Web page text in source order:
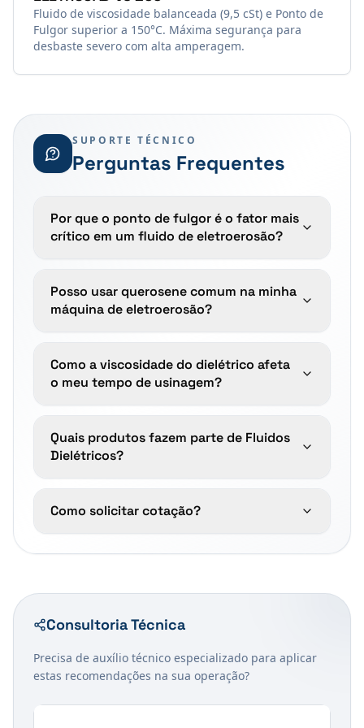
Fluido de viscosidade balanceada (9,5 cSt) e Ponto de
Fulgor superior a 150°C. Máxima segurança para
desbaste severo com alta amperagem.
SUPORTE TÉCNICO
Perguntas Frequentes
Por que o ponto de fulgor é o fator mais
crítico em um fluido de eletroerosão?
Posso usar querosene comum na minha
máquina de eletroerosão?
Como a viscosidade do dielétrico afeta
o meu tempo de usinagem?
Quais produtos fazem parte de Fluidos
Dielétricos?
Como solicitar cotação?
Consultoria Técnica
Precisa de auxílio técnico especializado para aplicar
estas recomendações na sua operação?